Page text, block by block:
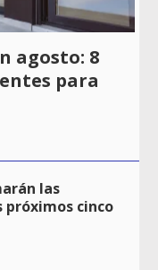
agosto: 8
para
las
próximos cinco